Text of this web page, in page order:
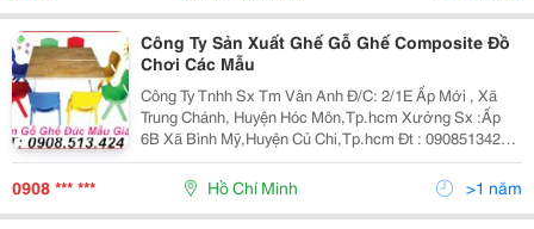
Công Ty Sản Xuất Ghế Gỗ Ghế Composite Đồ
Chơi Các Mẫu
Công Ty Tnhh Sx Tm Vân Anh Đ/C: 2/1E Ấp Mới , Xã
Trung Chánh, Huyện Hóc Môn,Tp.hcm Xưởng Sx :Ấp
6B Xã Bình Mỹ,Huyện Củ Chi,Tp.hcm Đt : 0908513424
Fax:0839757638 Website: Www:dochoimamnon.com
Www:dochoimamnon.vn Email:maivo03.Vananh@
0908 *** *** Hồ Chí Minh >1 năm